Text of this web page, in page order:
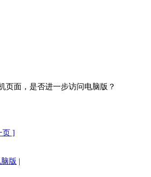
页面，是否进一步访问电脑版？
页 ]
版 |